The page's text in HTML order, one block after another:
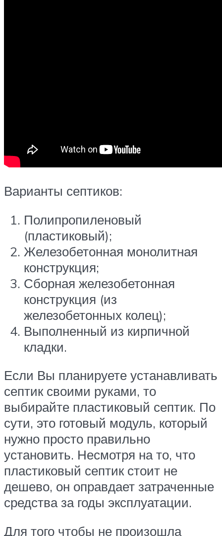
Варианты септиков:
Полипропиленовый
(пластиковый);
Железобетонная монолитная
конструкция;
Сборная железобетонная
конструкция (из
железобетонных колец);
Выполненный из кирпичной
кладки.
Если Вы планируете устанавливать
септик своими руками, то
выбирайте пластиковый септик. По
сути, это готовый модуль, который
нужно просто правильно
установить. Несмотря на то, что
пластиковый септик стоит не
дешево, он оправдает затраченные
средства за годы эксплуатации.
Для того чтобы не произошла